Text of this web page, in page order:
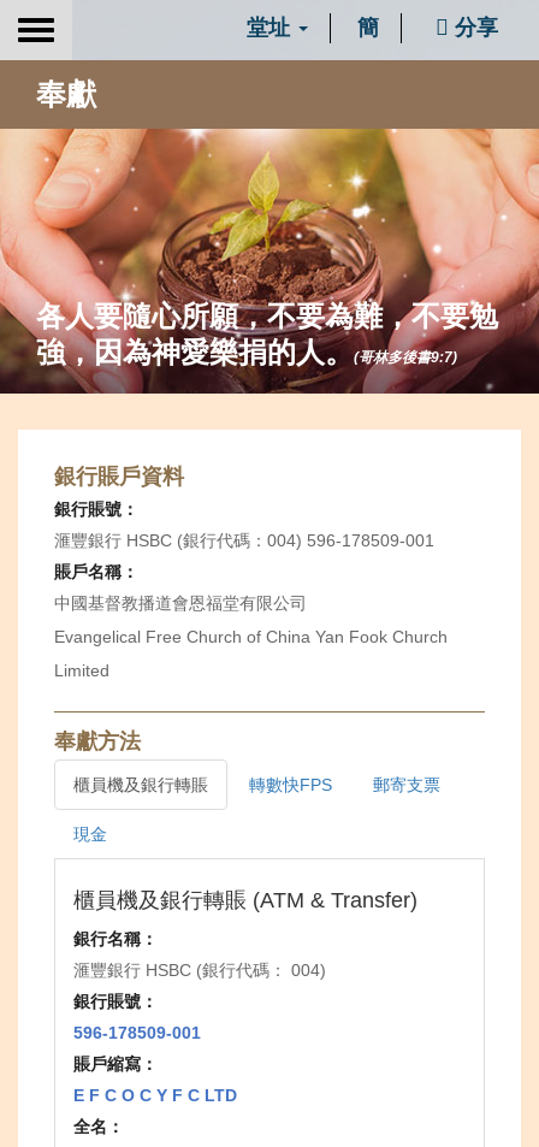
Toggle
堂址 簡 分享
奉獻
各人要隨心所願，不要為難，不要勉
強，因為神愛樂捐的人。(哥林多後書9:7)
銀行賬戶資料
銀行賬號：
滙豐銀行 HSBC (銀行代碼：004) 596-178509-001
賬戶名稱：
中國基督教播道會恩福堂有限公司
Evangelical Free Church of China Yan Fook Church
Limited
奉獻方法
櫃員機及銀行轉賬 轉數快FPS 郵寄支票
現金
櫃員機及銀行轉賬 (ATM & Transfer)
銀行名稱：
滙豐銀行 HSBC (銀行代碼： 004)
銀行賬號：
596-178509-001
賬戶縮寫：
E F C O C Y F C LTD
全名：